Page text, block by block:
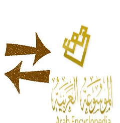
الحكم، الأدلة، تنظيم التغذية،
له الفضل بأنه حرر الطب من
- هل تعلم أن المرجان إفراز
من مادة كربونات الكلسيوم،
أجود أنواعه، ويمتاز بكبر